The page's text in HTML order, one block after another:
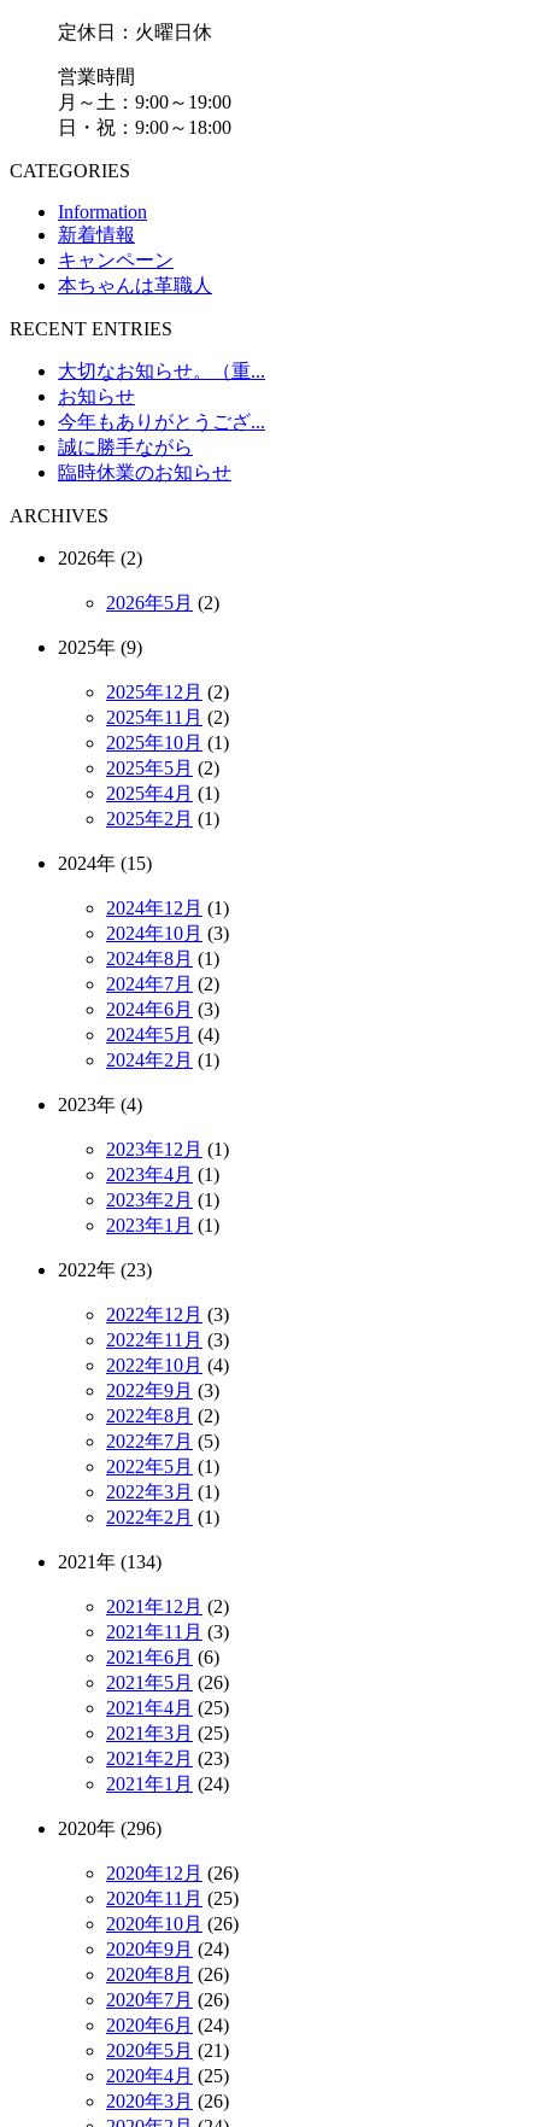
定休日：火曜日休
営業時間
月～土：9:00～19:00
日・祝：9:00～18:00
CATEGORIES
Information
新着情報
キャンペーン
本ちゃんは革職人
RECENT ENTRIES
大切なお知らせ。（重...
お知らせ
今年もありがとうござ...
誠に勝手ながら
臨時休業のお知らせ
ARCHIVES
2026年 (2)
2026年5月 (2)
2025年 (9)
2025年12月 (2)
2025年11月 (2)
2025年10月 (1)
2025年5月 (2)
2025年4月 (1)
2025年2月 (1)
2024年 (15)
2024年12月 (1)
2024年10月 (3)
2024年8月 (1)
2024年7月 (2)
2024年6月 (3)
2024年5月 (4)
2024年2月 (1)
2023年 (4)
2023年12月 (1)
2023年4月 (1)
2023年2月 (1)
2023年1月 (1)
2022年 (23)
2022年12月 (3)
2022年11月 (3)
2022年10月 (4)
2022年9月 (3)
2022年8月 (2)
2022年7月 (5)
2022年5月 (1)
2022年3月 (1)
2022年2月 (1)
2021年 (134)
2021年12月 (2)
2021年11月 (3)
2021年6月 (6)
2021年5月 (26)
2021年4月 (25)
2021年3月 (25)
2021年2月 (23)
2021年1月 (24)
2020年 (296)
2020年12月 (26)
2020年11月 (25)
2020年10月 (26)
2020年9月 (24)
2020年8月 (26)
2020年7月 (26)
2020年6月 (24)
2020年5月 (21)
2020年4月 (25)
2020年3月 (26)